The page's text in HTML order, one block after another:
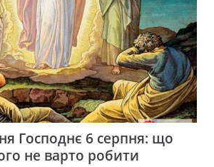
Господнє 6 серпня: що
не варто робити